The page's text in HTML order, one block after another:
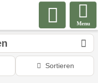
Menu
Sortieren